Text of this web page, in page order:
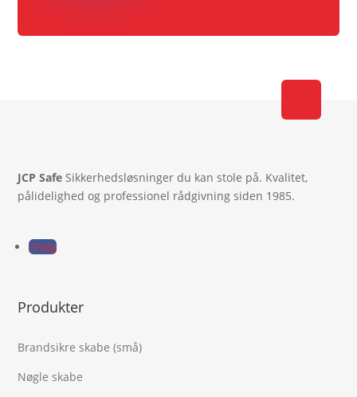
JCP Safe Sikkerhedsløsninger du kan stole på. Kvalitet,
pålidelighed og professionel rådgivning siden 1985.
Følg
Produkter
Brandsikre skabe (små)
Nøgle skabe